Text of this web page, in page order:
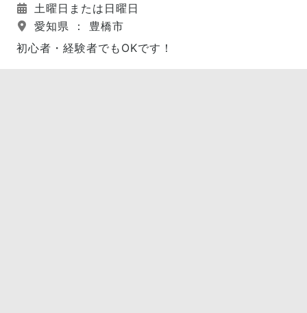
土曜日または日曜日
愛知県 ： 豊橋市
初心者・経験者でもOKです！